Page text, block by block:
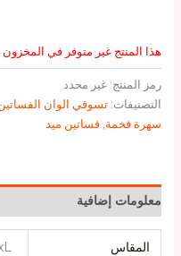
هذا المنتج غير متوفر في المخزون
رمز المنتج: غير محدد
التصنيفات: تسوقي الوان
سهرة فخمة فساتين ميد
معلومات إضافية
المقاس